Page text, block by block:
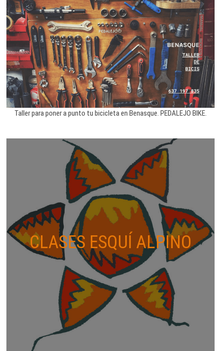
Taller para poner a punto tu bicicleta en Benasque. PEDALEJO BIKE.
CLASES ESQUÍ ALPINO